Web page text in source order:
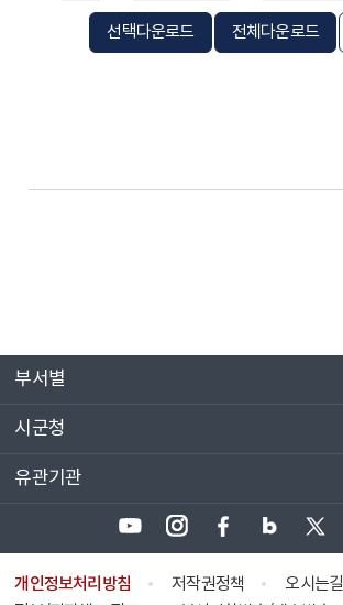
선택다운로드 전체다운로드
부서별
시군청
유관기관
개인정보처리방침 저작권정책
오시는길